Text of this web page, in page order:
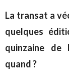
La transat a
quelques
quinzaine de
quand ?